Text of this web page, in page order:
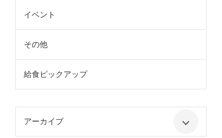
イベント
その他
給食ピックアップ
アーカイブ